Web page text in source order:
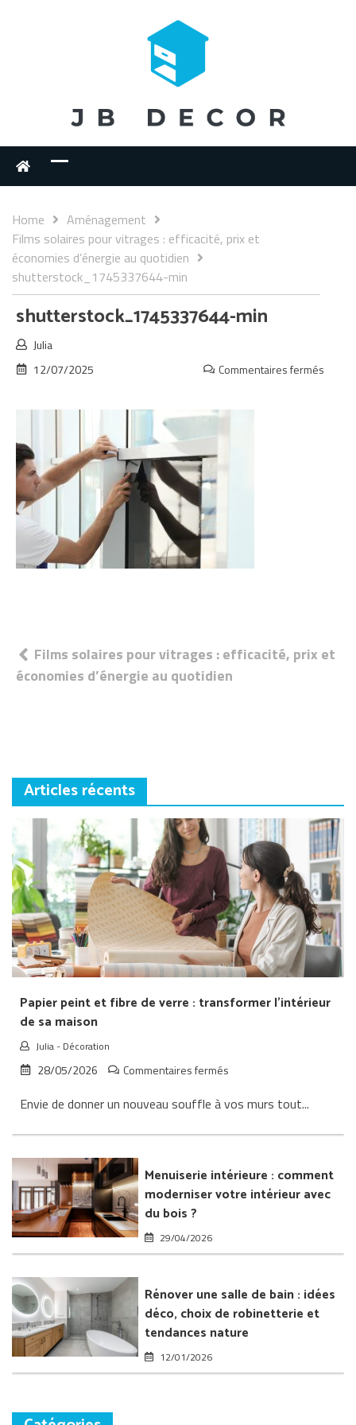
Home
Aménagement
Films solaires pour vitrages : efficacité, prix et
économies d’énergie au quotidien
shutterstock_1745337644-min
shutterstock_1745337644-min
Julia
12/07/2025
Commentaires fermés
Navigation
de
Films solaires pour vitrages : efficacité, prix et
économies d’énergie au quotidien
Articles récents
Papier peint et fibre de verre : transformer l’intérieur
de sa maison
Julia- Décoration
28/05/2026 Commentaires fermés
peint
fibre
verre
transformer
sa
Envie de donner un nouveau souffle à vos murs tout...
Menuiserie intérieure : comment
moderniser votre intérieur avec
du bois ?
29/04/2026
Rénover une salle de bain : idées
déco, choix de robinetterie et
tendances nature
12/01/2026